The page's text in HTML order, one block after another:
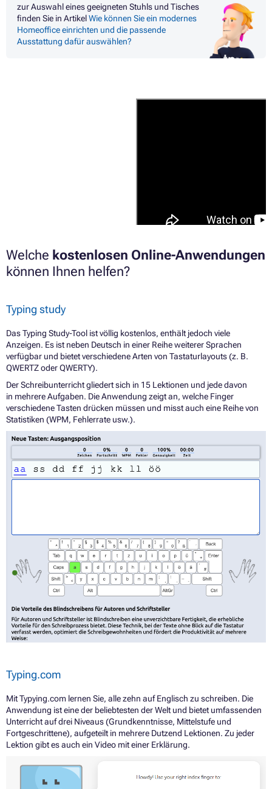
zur Auswahl eines geeigneten Stuhls und Tisches
finden Sie in ArtikelWie können Sie ein modernes
Homeoffice einrichten und die passende
Ausstattung dafür auswählen?
Welche kostenlosen Online-Anwendungen
können Ihnen helfen?
Typing study
Das Typing Study-Tool ist völlig kostenlos, enthält jedoch viele
Anzeigen. Es ist neben Deutsch in einer Reihe weiterer Sprachen
verfügbar und bietet verschiedene Arten von Tastaturlayouts (z. B.
QWERTZ oder QWERTY).
Der Schreibunterricht gliedert sich in 15 Lektionen und jede davon
in mehrere Aufgaben. Die Anwendung zeigt an, welche Finger
verschiedene Tasten drücken müssen und misst auch eine Reihe von
Statistiken (WPM, Fehlerrate usw.).
Typing.com
Mit Typying.com lernen Sie, alle zehn auf Englisch zu schreiben. Die
Anwendung ist eine der beliebtesten der Welt und bietet umfassenden
Unterricht auf drei Niveaus (Grundkenntnisse, Mittelstufe und
Fortgeschrittene), aufgeteilt in mehrere Dutzend Lektionen. Zu jeder
Lektion gibt es auch ein Video mit einer Erklärung.